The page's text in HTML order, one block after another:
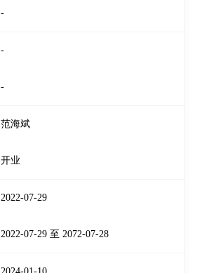
-
-
-
范海斌
开业
2022-07-29
2022-07-29 至 2072-07-28